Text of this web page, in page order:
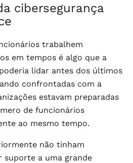
cibersegurança
trabalhem
em tempos é algo que a
lidar antes dos últimos
confrontadas com a
estavam preparadas
de funcionários
ao mesmo tempo.
não tinham
a uma grande